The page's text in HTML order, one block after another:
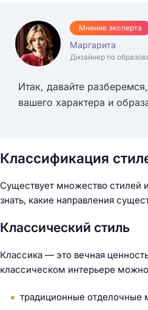
Мнение эксперта
Маргарита
Дизайнер по
Итак, давайте
вашего характера и
Классификация
Существует множество стилей
знать, какие направления
Классический стиль
Классика — это вечная
классическом интерьере можно
традиционные